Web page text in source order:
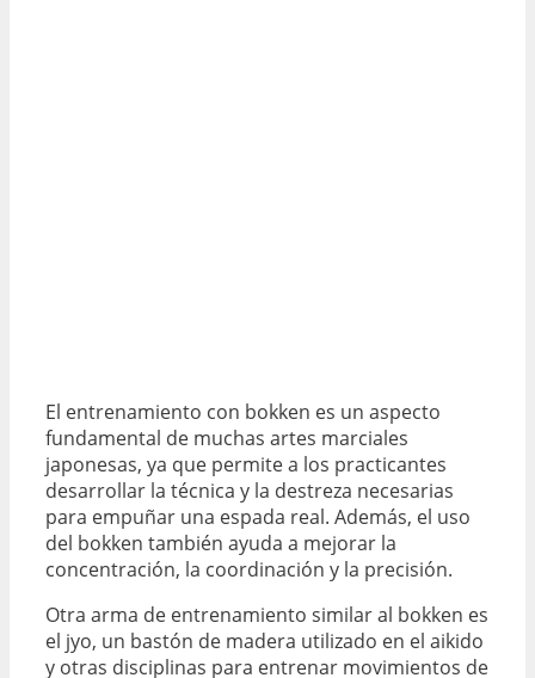
El entrenamiento con bokken es un aspecto
fundamental de muchas artes marciales
japonesas, ya que permite a los practicantes
desarrollar la técnica y la destreza necesarias
para empuñar una espada real. Además, el uso
del bokken también ayuda a mejorar la
concentración, la coordinación y la precisión.
Otra arma de entrenamiento similar al bokken es
el jyo, un bastón de madera utilizado en el aikido
y otras disciplinas para entrenar movimientos de